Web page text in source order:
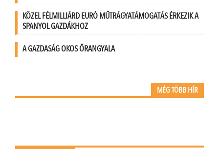
KÖZEL FÉLMILLIÁRD EURÓ MŰTRÁGYATÁMOGATÁS ÉRKEZIK A
SPANYOL GAZDÁKHOZ
A GAZDASÁG OKOS ŐRANGYALA
MÉG TÖBB HÍR